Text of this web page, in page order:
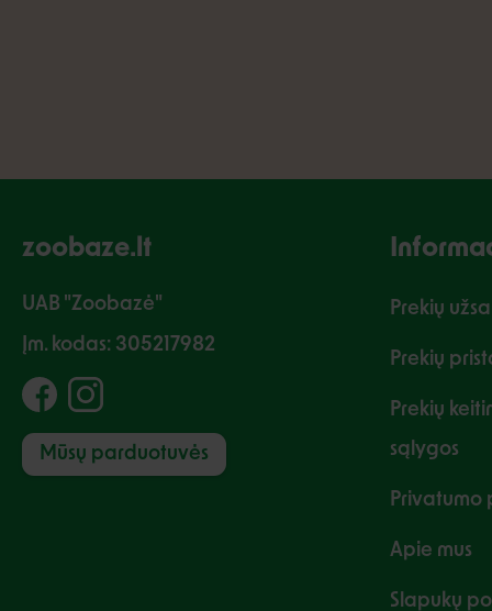
zoobaze.lt
UAB "Zoobazė"
Įm. kodas: 305217982
Mūsų parduotuvės
Prekių
Prekių
Prekių
sąlygos
Privatumo
Apie mus
Slapukų